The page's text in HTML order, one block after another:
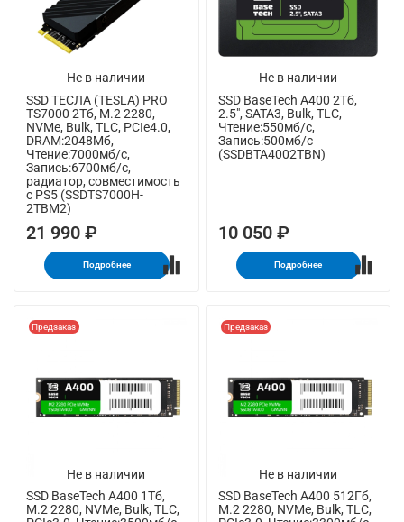
Не в наличии
SSD ТЕСЛА (TESLA) PRO
TS7000 2Тб, M.2 2280,
NVMe, Bulk, TLC, PCIe4.0,
DRAM:2048Мб,
Чтение:7000мб/с,
Запись:6700мб/с,
радиатор, совместимость
с PS5 (SSDTS7000H-
2TBM2)
21 990 ₽
Подробнее
Не в наличии
SSD BaseTech A400 2Тб,
2.5", SATA3, Bulk, TLC,
Чтение:550мб/с,
Запись:500мб/с
(SSDBTA4002TBN)
10 050 ₽
Подробнее
Не в наличии
Предзаказ
SSD BaseTech A400 1Тб,
M.2 2280, NVMe, Bulk, TLC,
Не в наличии
Предзаказ
SSD BaseTech A400 512Гб,
M.2 2280, NVMe, Bulk, TLC,